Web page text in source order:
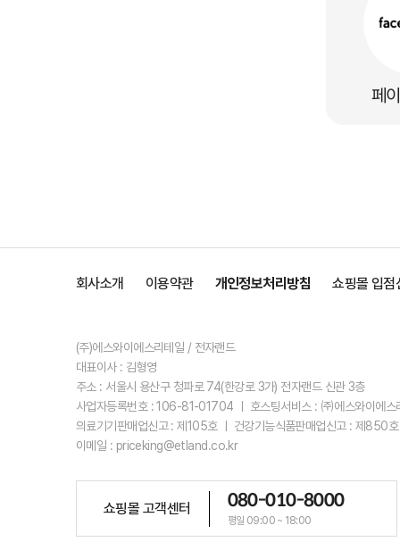
페
회사소개 이용약관 개인정보처리방침 쇼핑몰 입점
(주)에스와이에스리테일 / 전자랜드
대표이사 : 김형영
주소 : 서울시 용산구 청파로 74(한강로 3가) 전자랜드 신관 3층
사업자등록번호 : 106-81-01704 ㅣ 호스팅서비스 : ㈜에스와이에
의료기기판매업신고 : 제105호 ㅣ 건강기능식품판매업신고 : 제850
이메일 : priceking@etland.co.kr
쇼핑몰 고객센터 080-010-8000
평일 09:00 ~ 18:00